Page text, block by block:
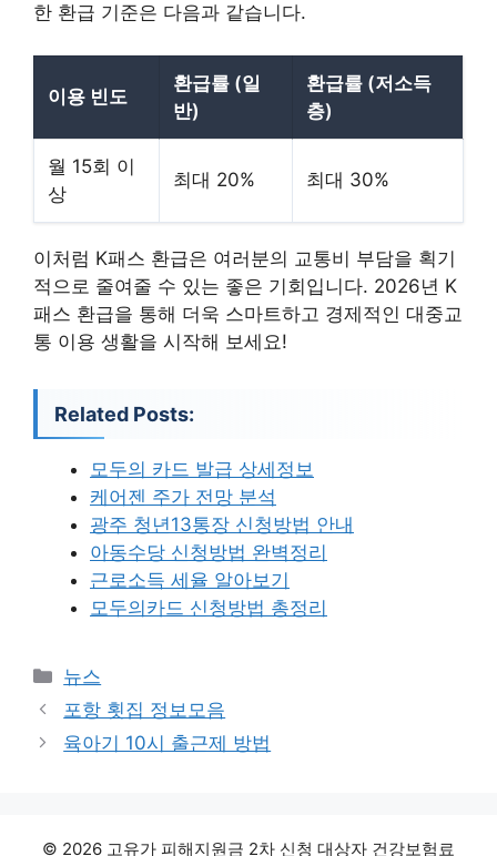
한 환급 기준은 다음과 같습니다.
이용 빈도
환급률 (일
반)
환급률 (저소득
층)
월 15회 이
상
최대 20% 최대 30%
이처럼 K패스 환급은 여러분의 교통비 부담을 획기
적으로 줄여줄 수 있는 좋은 기회입니다. 2026년 K
패스 환급을 통해 더욱 스마트하고 경제적인 대중교
통 이용 생활을 시작해 보세요!
Related Posts:
모두의 카드 발급 상세정보
케어젠 주가 전망 분석
광주 청년13통장 신청방법 안내
아동수당 신청방법 완벽정리
근로소득 세율 알아보기
모두의카드 신청방법 총정리
카
테
리
뉴스
포항 횟집 정보모음
육아기 10시 출근제 방법
© 2026 고유가 피해지원금 2차 신청 대상자 건강보험료